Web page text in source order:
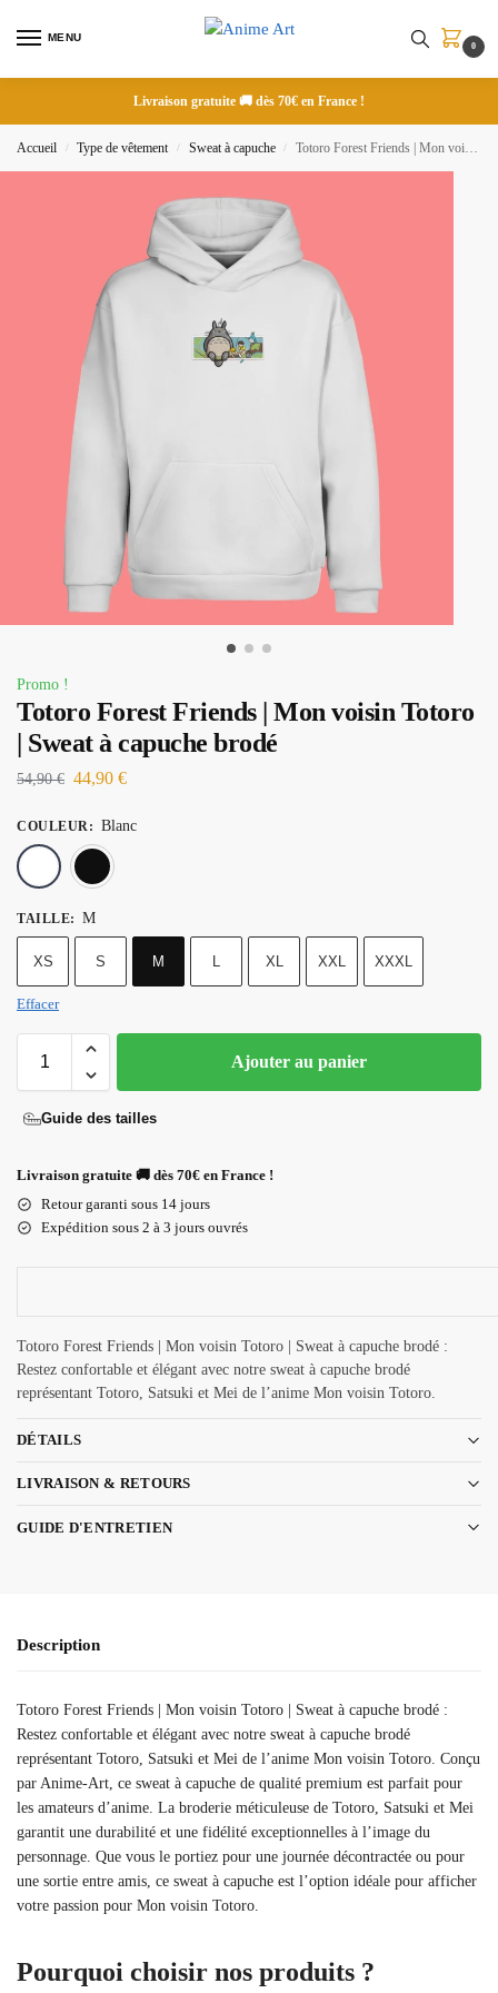
MENU
0
Livraison gratuite 🚚 dès 70€ en France !
Accueil / Type de vêtement / Sweat à capuche / Totoro Forest Friends | Mon voisin Totoro | Sweat à capuche brodé
Promo !
Totoro Forest Friends | Mon voisin Totoro
| Sweat à capuche brodé
54,90€ 44,90 €
COULEUR : Blanc
TAILLE: M
XS S M L XL XXL XXXL
Effacer
Ajouter au panier
Guide des tailles
Livraison gratuite 🚚 dès 70€ en France !
Retour garanti sous 14 jours
Expédition sous 2 à 3 jours ouvrés
Totoro Forest Friends | Mon voisin Totoro | Sweat à capuche brodé :
Restez confortable et élégant avec notre sweat à capuche brodé
représentant Totoro, Satsuki et Mei de l’anime Mon voisin Totoro.
DÉTAILS
LIVRAISON & RETOURS
GUIDE D'ENTRETIEN
Description
Totoro Forest Friends | Mon voisin Totoro | Sweat à capuche brodé :
Restez confortable et élégant avec notre sweat à capuche brodé
représentant Totoro, Satsuki et Mei de l’anime Mon voisin Totoro. Conçu
par Anime-Art, ce sweat à capuche de qualité premium est parfait pour
les amateurs d’anime. La broderie méticuleuse de Totoro, Satsuki et Mei
garantit une durabilité et une fidélité exceptionnelles à l’image du
personnage. Que vous le portiez pour une journée décontractée ou pour
une sortie entre amis, ce sweat à capuche est l’option idéale pour afficher
votre passion pour Mon voisin Totoro.
Pourquoi choisir nos produits ?